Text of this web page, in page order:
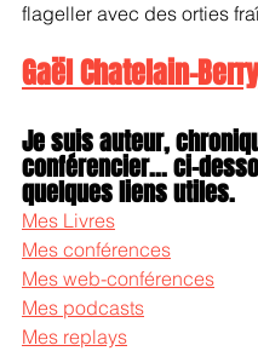
flageller avec des orties
Gaël Chatelain-Berry
Je suis auteur,
conférencier... ci-
quelques liens utiles.
Mes Livres
Mes conférences
Mes web-conférences
Mes podcasts
Mes replays